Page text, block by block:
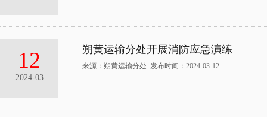
12
2024-03
朔黄运输分处开展消防应急演练
来源：朔黄运输分处 发布时间：2024-03-12